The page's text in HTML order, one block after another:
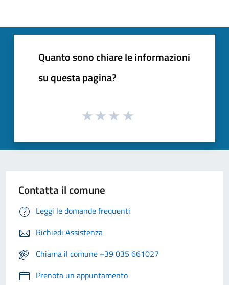
Quanto sono chiare le informazioni
su questa pagina?
Contatta il comune
Leggi le domande frequenti
Richiedi Assistenza
Chiama il comune +39 035 661027
Prenota un appuntamento